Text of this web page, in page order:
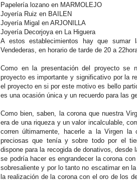
Papelería lozano en MARMOLEJO
Joyería Ruiz en BAILEN
Joyería Migal en ARJONILLA
Joyería Decorjoya en La Higuera
A estos establecimientos hay que
Vendederas, en horario de tarde de 20 a
Como en la presentación del proyecto
proyecto es importante y significativo por la
el proyecto en si por este motivo es bello
es una ocasión única y un recuerdo para las
Como bien, saben, la corona que nuestra
era de una riqueza y un valor incalculable,
corren últimamente, hacerle a la Virgen
preciosas que tenía y sobre todo por el
dispone para la recogida de donativos,
se podría hacer es engrandecer la corona
sobresaliente y por lo tanto no escatimar en
la realización de la corona con el oro de los